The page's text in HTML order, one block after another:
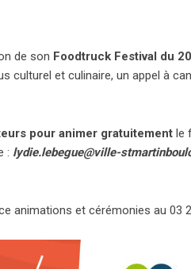
de son Foodtruck Festival du
culturel et culinaire, un appel à
pour animer gratuitement le
: lydie.lebegue@ville-
animations et cérémonies au 03